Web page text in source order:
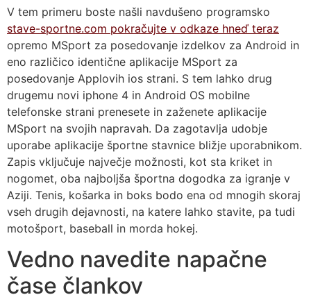
V tem primeru boste našli navdušeno programsko
stave-sportne.com pokračujte v odkaze hneď teraz
opremo MSport za posedovanje izdelkov za Android in
eno različico identične aplikacije MSport za
posedovanje Applovih ios strani. S tem lahko drug
drugemu novi iphone 4 in Android OS mobilne
telefonske strani prenesete in zaženete aplikacije
MSport na svojih napravah. Da zagotavlja udobje
uporabe aplikacije športne stavnice bližje uporabnikom.
Zapis vključuje največje možnosti, kot sta kriket in
nogomet, oba najboljša športna dogodka za igranje v
Aziji. Tenis, košarka in boks bodo ena od mnogih skoraj
vseh drugih dejavnosti, na katere lahko stavite, pa tudi
motošport, baseball in morda hokej.
Vedno navedite napačne
čase člankov